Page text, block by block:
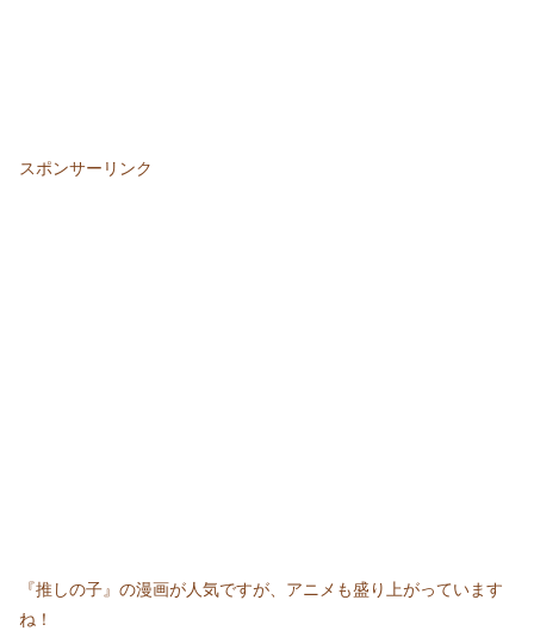
スポンサーリンク
『推しの子』の漫画が人気ですが、アニメも盛り上がっています
ね！